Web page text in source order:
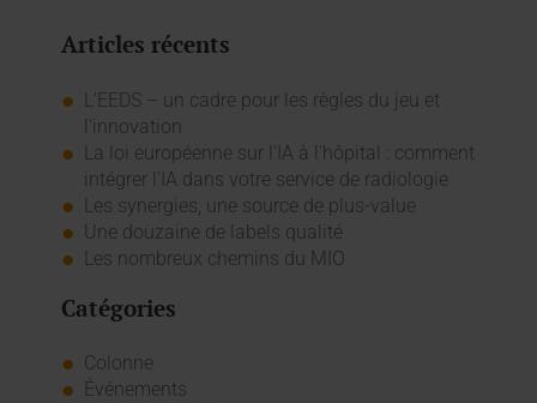
Articles récents
L’EEDS – un cadre pour les règles du jeu et
l’innovation
La loi européenne sur l'IA à l'hôpital : comment
intégrer l'IA dans votre service de radiologie
Les synergies, une source de plus-value
Une douzaine de labels qualité
Les nombreux chemins du MIO
Catégories
Colonne
Événements